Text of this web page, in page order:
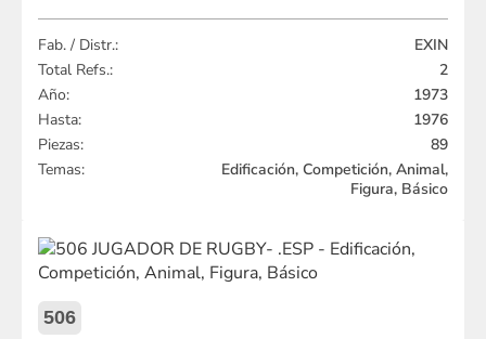
Fab. / Distr.:
EXIN
Total Refs.:
2
Año:
1973
Hasta:
1976
Piezas:
89
Temas:
Edificación, Competición, Animal,
Figura, Básico
506